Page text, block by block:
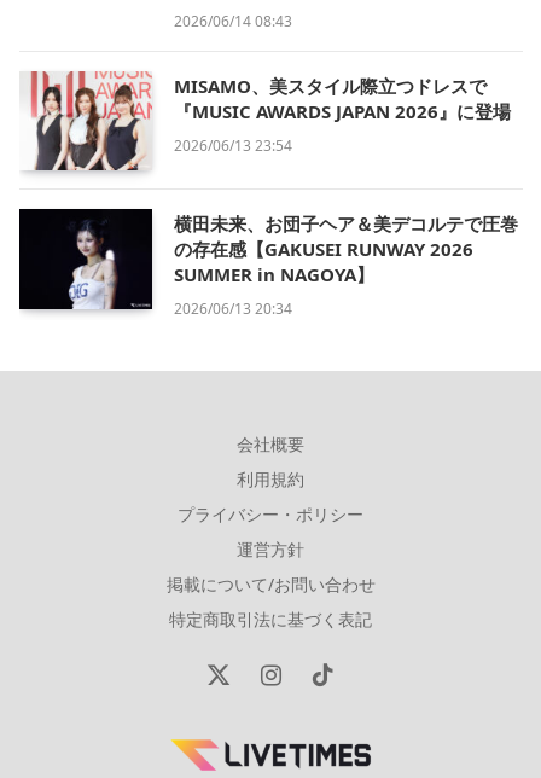
2026/06/14 08:43
MISAMO、美スタイル際立つドレスで
『MUSIC AWARDS JAPAN 2026』に登場
2026/06/13 23:54
横田未来、お団子ヘア＆美デコルテで圧巻
の存在感【GAKUSEI RUNWAY 2026
SUMMER in NAGOYA】
2026/06/13 20:34
会社概要
利用規約
プライバシー・ポリシー
運営方針
掲載について/お問い合わせ
特定商取引法に基づく表記
X
InstagramTikTok